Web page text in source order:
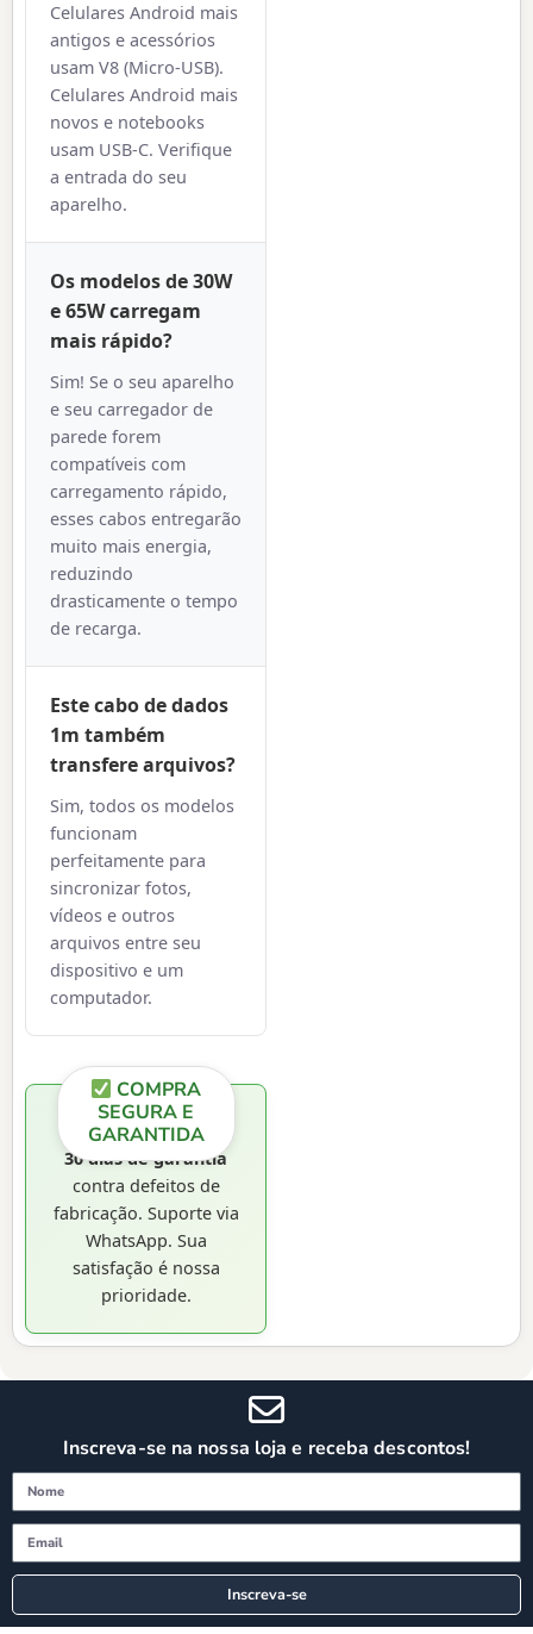
Celulares Android mais
antigos e acessórios
usam V8 (Micro-USB).
Celulares Android mais
novos e notebooks
usam USB-C. Verifique
a entrada do seu
aparelho.
Os modelos de 30W
e 65W carregam
mais rápido?
Sim! Se o seu aparelho
e seu carregador de
parede forem
compatíveis com
carregamento rápido,
esses cabos entregarão
muito mais energia,
reduzindo
drasticamente o tempo
de recarga.
Estecabo de dados
1m também
transfere arquivos?
Sim, todos os modelos
funcionam
perfeitamente para
sincronizar fotos,
vídeos e outros
arquivos entre seu
dispositivo e um
computador.
COMPRA
SEGURA E
GARANTIDA
30 dias de garantia
contra defeitos de
fabricação. Suporte via
WhatsApp. Sua
satisfação é nossa
prioridade.
Inscreva-se na nossa loja e receba descontos!
Inscreva-se